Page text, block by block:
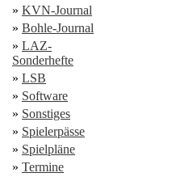
» KVN-Journal
» Bohle-Journal
» LAZ-
Sonderhefte
» LSB
» Software
» Sonstiges
» Spielerpässe
» Spielpläne
» Termine